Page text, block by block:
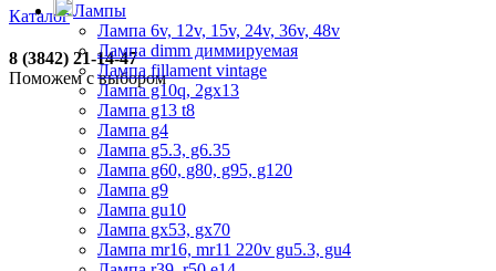
Каталог
8 (3842) 21-14-47
Поможем с выбором
Лампы
Лампа 6v, 12v, 15v, 24v, 36v, 48v
Лампа dimm диммируемая
Лампа fillament vintage
Лампа g10q, 2gx13
Лампа g13 t8
Лампа g4
Лампа g5.3, g6.35
Лампа g60, g80, g95, g120
Лампа g9
Лампа gu10
Лампа gx53, gx70
Лампа mr16, mr11 220v gu5.3, gu4